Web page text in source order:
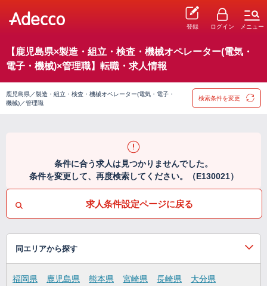
登録 ログイン メニュー
【鹿児島県×製造・組立・検査・機械オペレーター(電気・
電子・機械)×管理職】転職・求人情報
鹿児島県／製造・組立・検査・機械オペレーター(電気・電子・
機械)／管理職
検索条件を変更
条件に合う求人は見つかりませんでした。
条件を変更して、再度検索してください。（E130021）
求人条件設定ページに戻る
同エリアから探す
福岡県 鹿児島県 熊本県 宮崎県 長崎県
大分県